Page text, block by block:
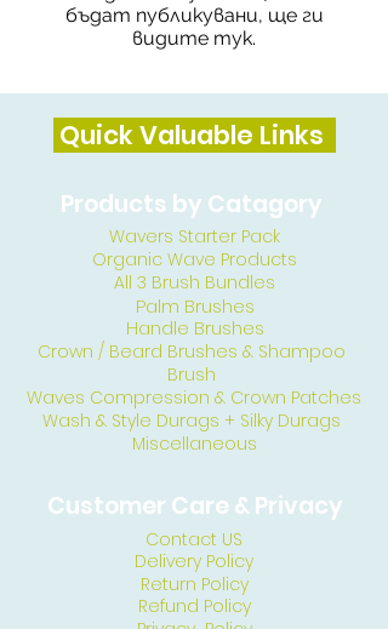
бъдат публикувани, ще ги
видите тук.
Quick Valuable Links
Products by Catagory
Wavers Starter Pack
Organic Wave Products
All 3 Brush Bundles
Palm Brushes
Handle Brushes
Crown / Beard Brushes & Shampoo
Brush
Waves Compression & Crown Patches
Wash & Style Durags + Silky Durags
Miscellaneous
Customer Care & Privacy
Contact US
Delivery Policy
Return Policy
Refund Policy